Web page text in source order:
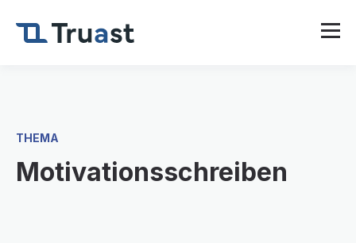
THEMA
Motivationsschreiben